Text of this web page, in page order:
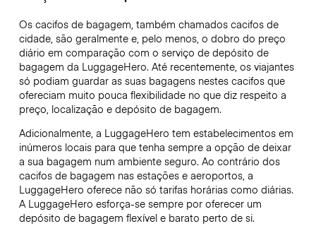
Os cacifos de bagagem, também chamados cacifos de
cidade, são geralmente e, pelo menos, o dobro do preço
diário em comparação com o serviço de depósito de
bagagem da LuggageHero. Até recentemente, os viajantes
só podiam guardar as suas bagagens nestes cacifos que
ofereciam muito pouca flexibilidade no que diz respeito a
preço, localização e depósito de bagagem.
Adicionalmente, a LuggageHero tem estabelecimentos em
inúmeros locais para que tenha sempre a opção de deixar
a sua bagagem num ambiente seguro. Ao contrário dos
cacifos de bagagem nas estações e aeroportos, a
LuggageHero oferece não só tarifas horárias como diárias.
A LuggageHero esforça-se sempre por oferecer um
depósito de bagagem flexível e barato perto de si.